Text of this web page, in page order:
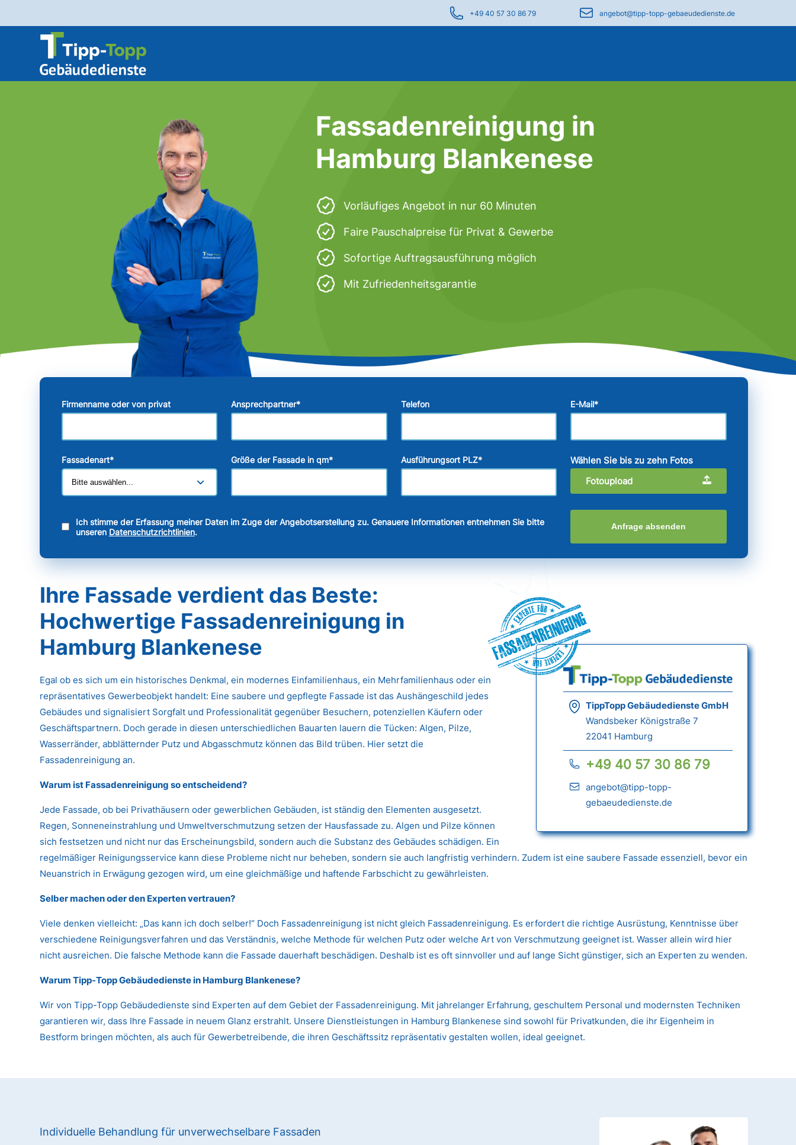
+49 40 57 30 86 79 angebot@tipp-topp-gebaeudedienste.de
Fassadenreinigung in
Hamburg Blankenese
Vorläufiges Angebot in nur 60 Minuten
Faire Pauschalpreise für Privat & Gewerbe
Sofortige Auftragsausführung möglich
Mit Zufriedenheitsgarantie
Firmenname oder von privat Ansprechpartner* Telefon E-Mail*
Fassadenart* Größe der Fassade in qm* Ausführungsort PLZ*
Wählen Sie bis zu zehn Fotos
Fotoupload
Ich stimme der Erfassung meiner Daten im Zuge der Angebotserstellung zu. Genauere Informationen entnehmen Sie bitte
unseren Datenschutzrichtlinien.
Anfrage absenden
Ihre Fassade verdient das Beste:
Hochwertige Fassadenreinigung in
Hamburg Blankenese
Fassadenreinigung
TippTopp Gebäudedienste GmbH
Wandsbeker Königstraße 7
22041 Hamburg
+49 40 57 30 86 79
angebot@tipp-topp-
gebaeudedienste.de
Egal ob es sich um ein historisches Denkmal, ein modernes Einfamilienhaus, ein Mehrfamilienhaus oder ein
repräsentatives Gewerbeobjekt handelt: Eine saubere und gepflegte Fassade ist das Aushängeschild jedes
Gebäudes und signalisiert Sorgfalt und Professionalität gegenüber Besuchern, potenziellen Käufern oder
Geschäftspartnern. Doch gerade in diesen unterschiedlichen Bauarten lauern die Tücken: Algen, Pilze,
Wasserränder, abblätternder Putz und Abgasschmutz können das Bild trüben. Hier setzt die
Fassadenreinigung an.
Warum ist Fassadenreinigung so entscheidend?
Jede Fassade, ob bei Privathäusern oder gewerblichen Gebäuden, ist ständig den Elementen ausgesetzt.
Regen, Sonneneinstrahlung und Umweltverschmutzung setzen der Hausfassade zu. Algen und Pilze können
sich festsetzen und nicht nur das Erscheinungsbild, sondern auch die Substanz des Gebäudes schädigen. Ein
regelmäßiger Reinigungsservice kann diese Probleme nicht nur beheben, sondern sie auch langfristig verhindern. Zudem ist eine saubere Fassade essenziell, bevor ein
Neuanstrich in Erwägung gezogen wird, um eine gleichmäßige und haftende Farbschicht zu gewährleisten.
Selber machen oder den Experten vertrauen?
Viele denken vielleicht: „Das kann ich doch selber!“ Doch Fassadenreinigung ist nicht gleich Fassadenreinigung. Es erfordert die richtige Ausrüstung, Kenntnisse über
verschiedene Reinigungsverfahren und das Verständnis, welche Methode für welchen Putz oder welche Art von Verschmutzung geeignet ist. Wasser allein wird hier
nicht ausreichen. Die falsche Methode kann die Fassade dauerhaft beschädigen. Deshalb ist es oft sinnvoller und auf lange Sicht günstiger, sich an Experten zu wenden.
Warum Tipp-Topp Gebäudedienste in Hamburg Blankenese?
Wir von Tipp-Topp Gebäudedienste sind Experten auf dem Gebiet der Fassadenreinigung. Mit jahrelanger Erfahrung, geschultem Personal und modernsten Techniken
garantieren wir, dass Ihre Fassade in neuem Glanz erstrahlt. Unsere Dienstleistungen in Hamburg Blankenese sind sowohl für Privatkunden, die ihr Eigenheim in
Bestform bringen möchten, als auch für Gewerbetreibende, die ihren Geschäftssitz repräsentativ gestalten wollen, ideal geeignet.
Individuelle Behandlung für unverwechselbare Fassaden